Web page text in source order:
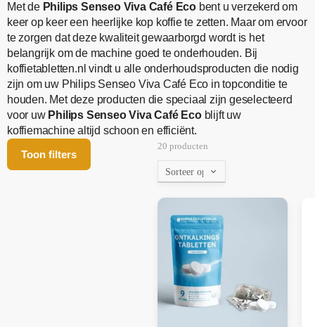
Met de Philips Senseo Viva Café Eco bent u verzekerd om
keer op keer een heerlijke kop koffie te zetten. Maar om ervoor
te zorgen dat deze kwaliteit gewaarborgd wordt is het
belangrijk om de machine goed te onderhouden. Bij
koffietabletten.nl vindt u alle onderhoudsproducten die nodig
zijn om uw Philips Senseo Viva Café Eco in topconditie te
houden. Met deze producten die speciaal zijn geselecteerd
voor uw Philips Senseo Viva Café Ecoblijft uw
koffiemachine altijd schoon en efficiënt.
Toon filters
20 producten